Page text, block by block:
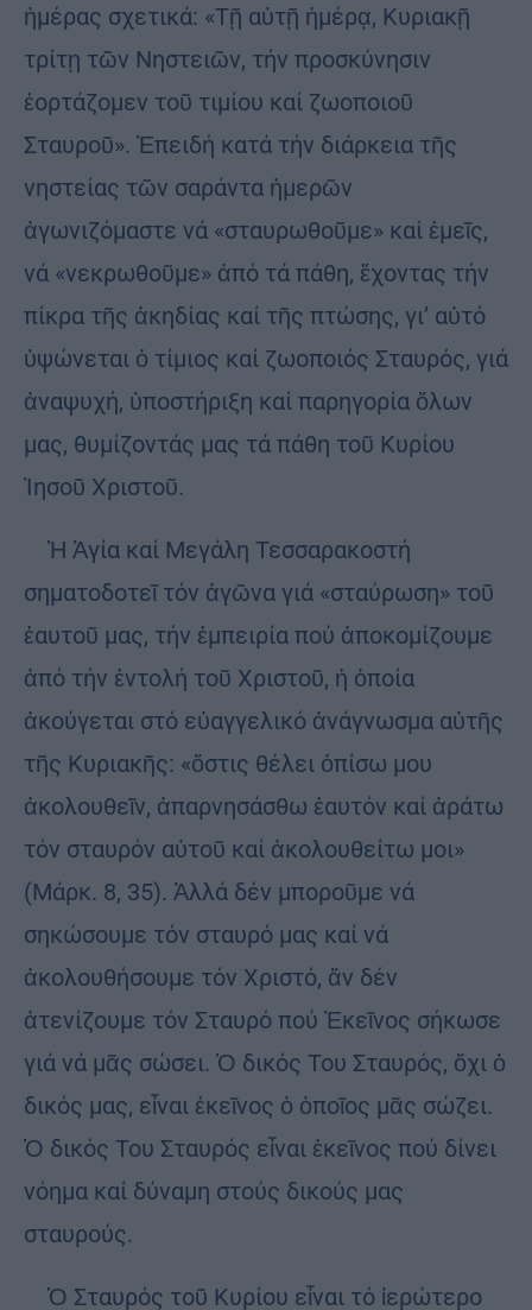
ἡμέρας σχετικά: «Τῇ αὐτῇ ἡμέρᾳ, Κυριακῇ
τρίτῃ τῶν Νηστειῶν, τήν προσκύνησιν
ἑορτάζομεν τοῦ τιμίου καί ζωοποιοῦ
Σταυροῦ». Ἐπειδή κατά τήν διάρκεια τῆς
νηστείας τῶν σαράντα ἡμερῶν
ἀγωνιζόμαστε νά «σταυρωθοῦμε» καί ἐμεῖς,
νά «νεκρωθοῦμε» ἀπό τά πάθη, ἔχοντας τήν
πίκρα τῆς ἀκηδίας καί τῆς πτώσης, γι’ αὐτό
ὑψώνεται ὁ τίμιος καί ζωοποιός Σταυρός, γιά
ἀναψυχή, ὑποστήριξη καί παρηγορία ὅλων
μας, θυμίζοντάς μας τά πάθη τοῦ Κυρίου
Ἰησοῦ Χριστοῦ.
Ἡ Ἁγία καί Μεγάλη Τεσσαρακοστή
σηματοδοτεῖ τόν ἀγῶνα γιά «σταύρωση» τοῦ
ἑαυτοῦ μας, τήν ἐμπειρία πού ἀποκομίζουμε
ἀπό τήν ἐντολή τοῦ Χριστοῦ, ἡ ὁποία
ἀκούγεται στό εὐαγγελικό ἀνάγνωσμα αὐτῆς
τῆς Κυριακῆς: «ὅστις θέλει ὀπίσω μου
ἀκολουθεῖν, ἀπαρνησάσθω ἑαυτόν καί ἀράτω
τόν σταυρόν αὐτοῦ καί ἀκολουθείτω μοι»
(Μάρκ. 8, 35). Ἀλλά δέν μποροῦμε νά
σηκώσουμε τόν σταυρό μας καί νά
ἀκολουθήσουμε τόν Χριστό, ἄν δέν
ἀτενίζουμε τόν Σταυρό πού Ἐκεῖνος σήκωσε
γιά νά μᾶς σώσει. Ὁ δικός Του Σταυρός, ὄχι ὁ
δικός μας, εἶναι ἐκεῖνος ὁ ὁποῖος μᾶς σώζει.
Ὁ δικός Του Σταυρός εἶναι ἐκεῖνος πού δίνει
νόημα καί δύναμη στούς δικούς μας
σταυρούς.
Ὁ Σταυρός τοῦ Κυρίου εἶναι τό ἱερώτερο